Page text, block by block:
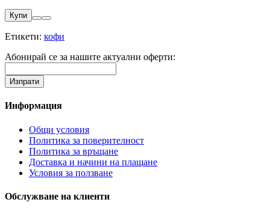
Купи
Етикети: кофи
Абонирай се за нашите актуални оферти:
Информация
Общи условия
Политика за поверителност
Политика за връщане
Доставка и начини на плащане
Условия за ползване
Обслужване на клиенти